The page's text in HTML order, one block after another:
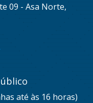
09 - Asa Norte,
até às 16 horas)